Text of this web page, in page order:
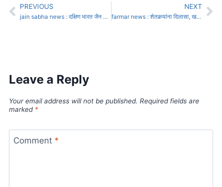
PREVIOUS
jain sabha news : दक्षिण भारत जैन सभेच्या माजी अध्यक्ष, उद्योजिका श्रीमती शरयु दफ्तरी यांचे निधन
NEXT
farmar news : शेतकर्‍यांना दिलासा, खरिपासाठी पीक कर्जात वाढ
Leave a Reply
Your email address will not be published. Required fields are
marked *
Comment *